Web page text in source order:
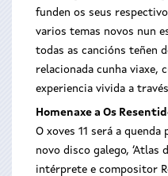
funden os seus
varios temas novos nun
todas as cancións teñen
relacionada cunha viaxe,
experiencia vivida a
Homenaxe a Os
O xoves 11 será a
novo disco galego, ‘Atlas
intérprete e compositor